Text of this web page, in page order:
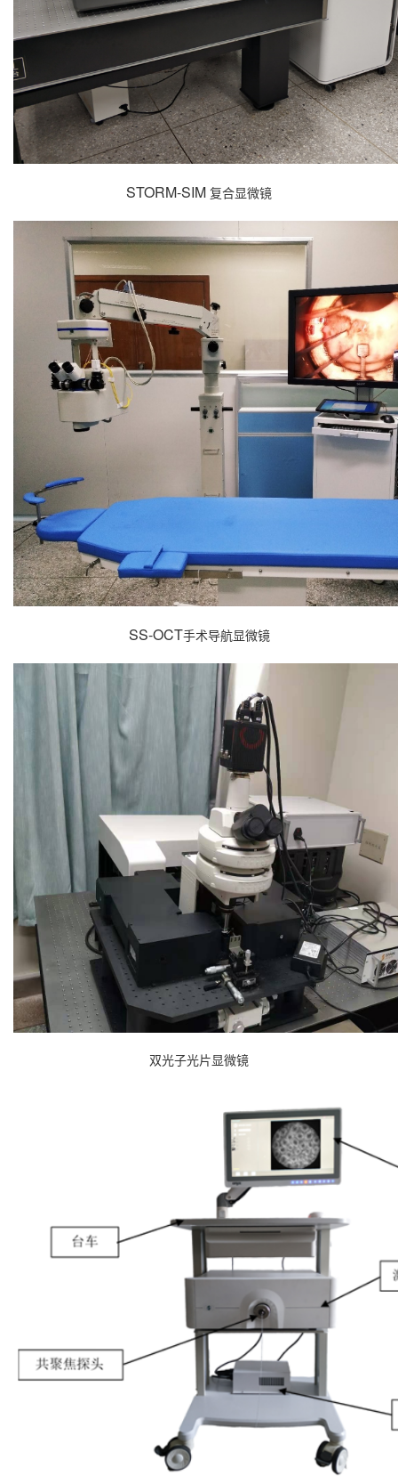
STORM-SIM 复合显微镜
SS-OCT手术导航显微镜
双光子光片显微镜